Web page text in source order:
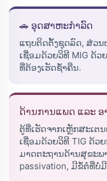
🚗 ອຸດສາຫະກຳລົດ
ແຖບຕິດຕັ້ງຊຸດລົດ, ສ່ວນ
ເຊື່ອມດ້ວຍວິທີ MIG ດ້ວ
ທີ່ຕ້ອງເຮັດຊ້ຳຄືນ.
ດ້ານການແພດ ແລະ ອ
ຕູ້ທີ່ເຮັດຈາກເຫຼັກສະເຕ
ເຊື່ອມດ້ວຍວິທີ TIG ດ້ວ
ມາດຕະຖານດ້ານສຸຂະ
passivation, ມີຂໍ້ຕໍ່ທີ່ບໍ່